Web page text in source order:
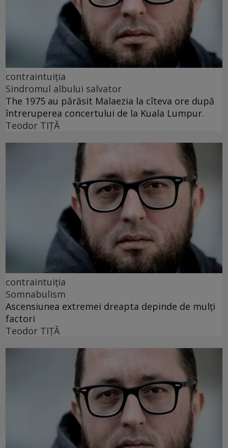
contraintuiția
Sindromul albului salvator
The 1975 au părăsit Malaezia la cîteva ore după
întreruperea concertului de la Kuala Lumpur.
Teodor TIŢĂ
contraintuiția
Somnabulism
Ascensiunea extremei dreapta depinde de mulți
factori
Teodor TIŢĂ